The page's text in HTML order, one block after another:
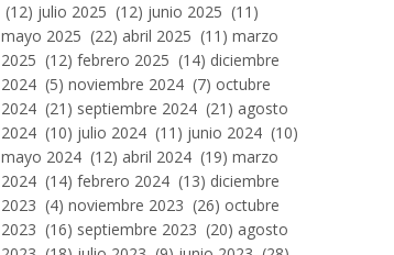
(12) julio 2025 (12) junio 2025 (11)
mayo 2025 (22) abril 2025 (11) marzo
2025 (12) febrero 2025 (14) diciembre
2024 (5) noviembre 2024 (7) octubre
2024 (21) septiembre 2024 (21) agosto
2024 (10) julio 2024 (11) junio 2024 (10)
mayo 2024 (12) abril 2024 (19) marzo
2024 (14) febrero 2024 (13) diciembre
2023 (4) noviembre 2023 (26) octubre
2023 (16) septiembre 2023 (20) agosto